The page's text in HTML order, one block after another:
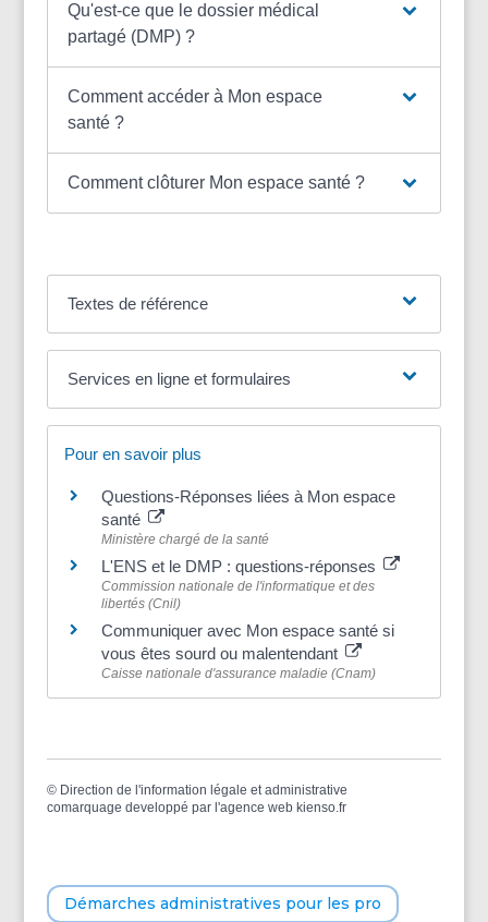
Qu'est-ce que le dossier médical
partagé (DMP) ?
Comment accéder à Mon espace
santé ?
Comment clôturer Mon espace santé ?
Textes de référence
Services en ligne et formulaires
Pour en savoir plus
Questions-Réponses liées à Mon espace
santé
Ministère chargé de la santé
L'ENS et le DMP : questions-réponses
Commission nationale de l'informatique et des
libertés (Cnil)
Communiquer avec Mon espace santé si
vous êtes sourd ou malentendant
Caisse nationale d'assurance maladie (Cnam)
© Direction de l'information légale et administrative
comarquage developpé par l'agence web kienso.fr
Démarches administratives pour les pro